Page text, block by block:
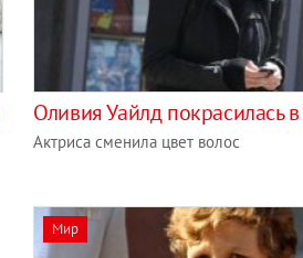
Оливия Уайлд покрасилась
Актриса сменила цвет волос
Мир